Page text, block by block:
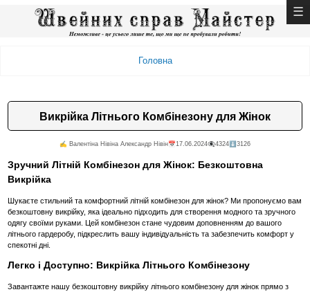
Головна
Викрійка Літнього Комбінезону для Жінок
✍️ Валентiна Нiвiна Александр Нiвiн📅17.06.2024👁️‍🗨️4324 ⬇️3126
Зручний Літній Комбінезон для Жінок: Безкоштовна
Викрійка
Шукаєте стильний та комфортний літній комбінезон для жінок? Ми пропонуємо вам
безкоштовну викрійку, яка ідеально підходить для створення модного та зручного
одягу своїми руками. Цей комбінезон стане чудовим доповненням до вашого
літнього гардеробу, підкреслить вашу індивідуальність та забезпечить комфорт у
спекотні дні.
Легко і Доступно: Викрійка Літнього Комбінезону
Завантажте нашу безкоштовну викрійку літнього комбінезону для жінок прямо з